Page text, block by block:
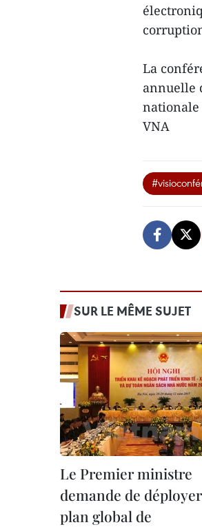
La
annuelle
nationale
VNA
SUR LE MÊME SUJET
Le Premier ministre
demande de
plan global de